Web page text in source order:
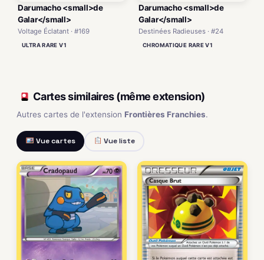
Darumacho <small>de
Galar</small>
Voltage Éclatant · #169
ULTRA RARE V1
Darumacho <small>de
Galar</small>
Destinées Radieuses · #24
CHROMATIQUE RARE V1
Cartes similaires (même extension)
Autres cartes de l'extension Frontières Franchies.
Vue cartes Vue liste